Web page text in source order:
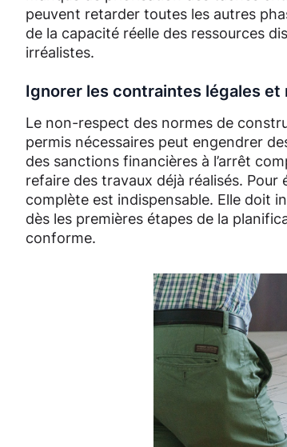
peuvent retarder toutes les autres
de la capacité réelle des ressources
irréalistes.
Ignorer les contraintes légales et
Le non-respect des normes de
permis nécessaires peut engendrer
des sanctions financières à l’arrêt
refaire des travaux déjà réalisés.
complète est indispensable. Elle doit
dès les premières étapes de la
conforme.